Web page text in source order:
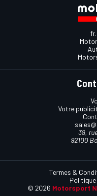
Votre
39,
92100
© 2026 Motorsport
Termes &